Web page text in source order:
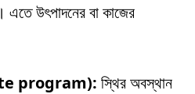
এতে উৎপাদনের বা কাজের
program): স্থির অবস্থান